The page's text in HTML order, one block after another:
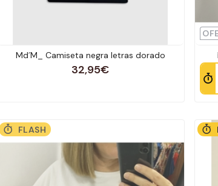
Md´M_ Camiseta negra letras dorado
32,95€
FLASH